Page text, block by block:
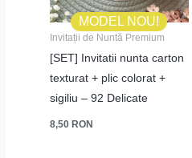
MODEL NOU!
Invitații de Nuntă Premium
[SET] Invitatii nunta carton
texturat + plic colorat +
sigiliu – 92 Delicate
8,50RON